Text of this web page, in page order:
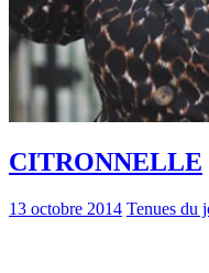
CITRONNELLE
13 octobre 2014 Tenues du